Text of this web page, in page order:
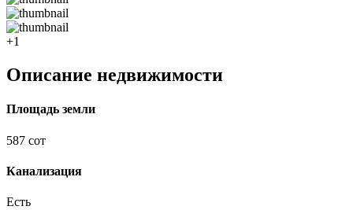
+1
Описание недвижимости
Площадь земли
587 сот
Канализация
Есть